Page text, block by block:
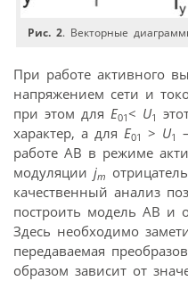
Рис. 2. Векторные
При работе активного
напряжением сети и
при этом для E01< U1
характер, а для E01 > U1
работе АВ в режиме
модуляции jm
качественный анализ
построить модель АВ и
Здесь необходимо
передаваемая
образом зависит от